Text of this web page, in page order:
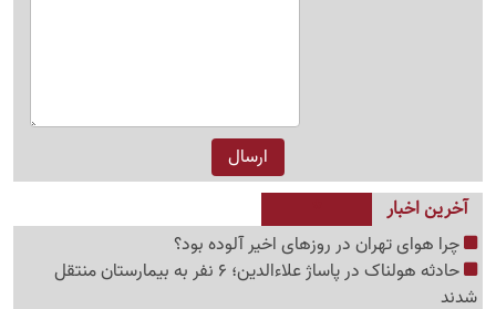
آخرین اخبار
چرا هوای تهران در روزهای اخیر آلوده بود؟
حادثه هولناک در پاساژ علاءالدین؛ 6 نفر به بیمارستان منتقل
شدند